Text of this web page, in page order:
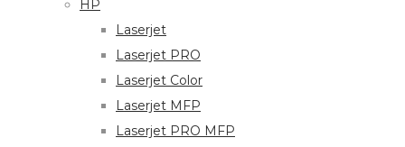
HP
Laserjet
Laserjet PRO
Laserjet Color
Laserjet MFP
Laserjet PRO MFP